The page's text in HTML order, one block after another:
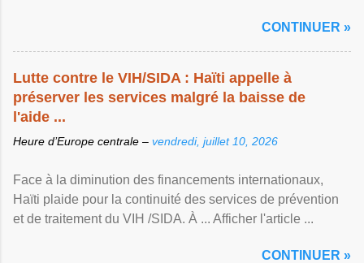
CONTINUER »
Lutte contre le VIH/SIDA : Haïti appelle à
préserver les services malgré la baisse de
l'aide ...
Heure d’Europe centrale – vendredi, juillet 10, 2026
Face à la diminution des financements internationaux,
Haïti plaide pour la continuité des services de prévention
et de traitement du VIH /SIDA. À ... Afficher l'article ...
CONTINUER »